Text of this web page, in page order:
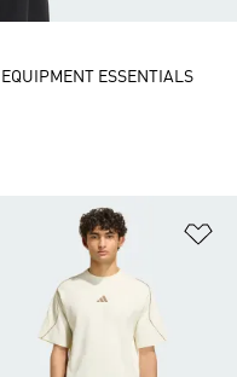
do seznamu přání
ESSENTIALS